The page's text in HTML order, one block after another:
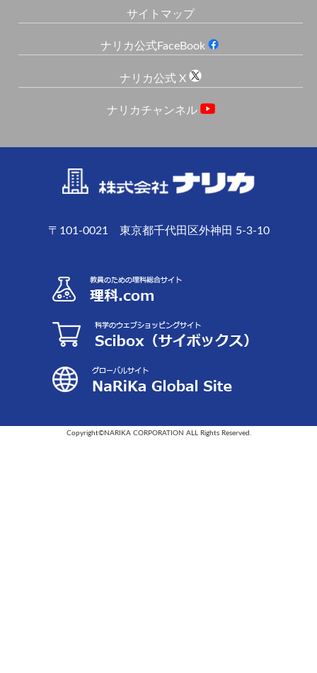
サイトマップ
ナリカ公式FaceBook
ナリカ公式 X
ナリカチャンネル
〒101-0021 東京都千代田区外神田 5-3-10
Copyright©NARIKA CORPORATION ALL Rights Reserved.